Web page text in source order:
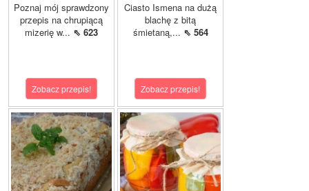
Poznaj mój sprawdzony
przepis na chrupiącą
mizerię w... ⇖ 623
Zobacz przepis!
Ciasto Ismena na dużą
blachę z bitą
śmietaną,... ⇖ 564
Zobacz przepis!